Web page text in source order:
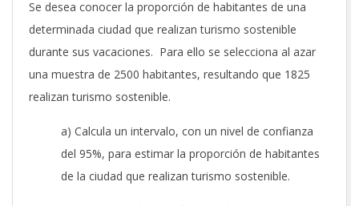
Se desea conocer la proporción de habitantes de una
determinada ciudad que realizan turismo sostenible
durante sus vacaciones. Para ello se selecciona al azar
una muestra de 2500 habitantes, resultando que 1825
realizan turismo sostenible.
a) Calcula un intervalo, con un nivel de confianza
del 95%, para estimar la proporción de habitantes
de la ciudad que realizan turismo sostenible.